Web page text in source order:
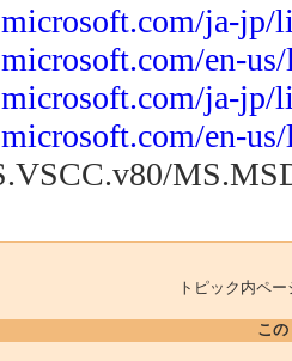
ja-jp/
en-
ja-jp/
en-
トピック内ペ
こ